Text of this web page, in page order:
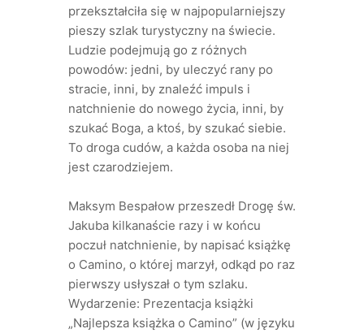
przekształciła się w najpopularniejszy
pieszy szlak turystyczny na świecie.
Ludzie podejmują go z różnych
powodów: jedni, by uleczyć rany po
stracie, inni, by znaleźć impuls i
natchnienie do nowego życia, inni, by
szukać Boga, a ktoś, by szukać siebie.
To droga cudów, a każda osoba na niej
jest czarodziejem.
Maksym Bespałow przeszedł Drogę św.
Jakuba kilkanaście razy i w końcu
poczuł natchnienie, by napisać książkę
o Camino, o której marzył, odkąd po raz
pierwszy usłyszał o tym szlaku.
Wydarzenie: Prezentacja książki
„Najlepsza książka o Camino” (w języku